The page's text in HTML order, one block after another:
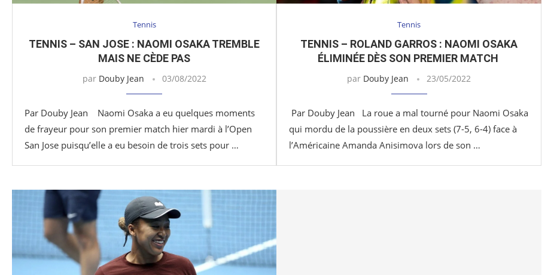
Tennis
TENNIS – SAN JOSE : NAOMI OSAKA TREMBLE
MAIS NE CÈDE PAS
par Douby Jean 03/08/2022
Par Douby Jean Naomi Osaka a eu quelques moments
de frayeur pour son premier match hier mardi à l’Open
San Jose puisqu’elle a eu besoin de trois sets pour …
Tennis
TENNIS – ROLAND GARROS : NAOMI OSAKA
ÉLIMINÉE DÈS SON PREMIER MATCH
par Douby Jean 23/05/2022
Par Douby Jean La roue a mal tourné pour Naomi Osaka
qui mordu de la poussière en deux sets (7-5, 6-4) face à
l’Américaine Amanda Anisimova lors de son …